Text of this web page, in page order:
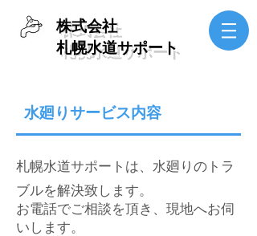
​株式会社
札幌水道サポート
​水廻りサービス内容
札幌水道サポートは、水廻りのトラ
ブルを解決致します。
お電話でご相談を頂き、現地へお伺
いします。